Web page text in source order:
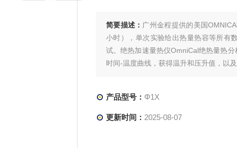
简要描述： 广州金程提供的美国
小时），单次实验给出热量热容等所有
试。绝热加速量热仪OmniCal绝热量热
时间-温度曲线，获得温升和压升值，以及
产品型号： Φ1X
更新时间： 2025-08-07